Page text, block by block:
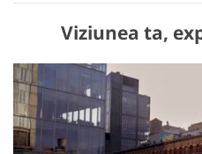
Viziunea ta,